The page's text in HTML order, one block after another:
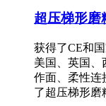
超压梯形磨
获得了CE和
美国、英国、
作面、柔性连
了超压梯形